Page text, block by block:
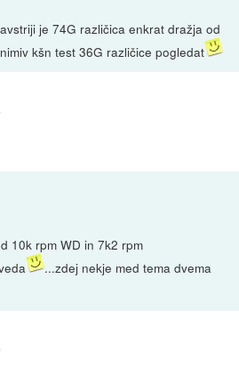
je 74G različica enkrat dražja od
kšn test 36G različice pogledat
10k rpm WD in 7k2 rpm
...zdej nekje med tema dvema